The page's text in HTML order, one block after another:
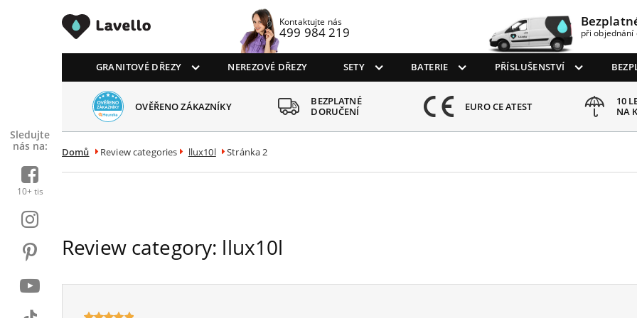
Kontaktujte nás
499 984 219 při objednání
Sledujte
nás na:
10+ tis
GRANITOVÉ DŘEZY NEREZOVÉ DŘEZY SETY BATERIE PŘÍSLUŠENSTVÍ
OVĚŘENO ZÁKAZNÍKY
BEZPLATNÉ
DORUČENÍ
EURO CE ATEST
10
NA
Domů Review categories llux10l Stránka 2
Review category: llux10l